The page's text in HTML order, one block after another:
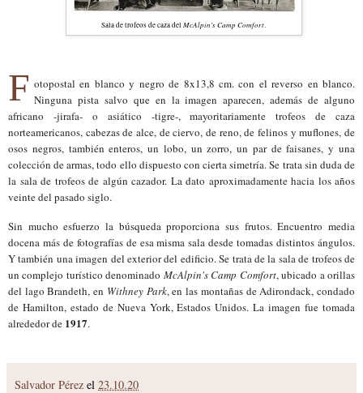
Sala de trofeos de caza del McAlpin's Camp Comfort.
F otopostal en blanco y negro de 8x13,8 cm. con el reverso en blanco.
Ninguna pista salvo que en la imagen aparecen, además de alguno
africano -jirafa- o asiático -tigre-, mayoritariamente trofeos de caza
norteamericanos, cabezas de alce, de ciervo, de reno, de felinos y muflones, de
osos negros, también enteros, un lobo, un zorro, un par de faisanes, y una
colección de armas, todo ello dispuesto con cierta simetría. Se trata sin duda de
la sala de trofeos de algún cazador. La dato aproximadamente hacia los años
veinte del pasado siglo.
Sin mucho esfuerzo la búsqueda proporciona sus frutos.Encuentro media
docena más de fotografías de esa misma sala desde tomadas distintos ángulos.
Y también una imagen del exterior del edificio. Se trata de la sala de trofeos de
un complejo turístico denominado McAlpin's Camp Comfort, ubicado a orillas
del lago Brandeth, en Withney Park, en las montañas de Adirondack, condado
de Hamilton, estado de Nueva York, Estados Unidos.La imagen fue tomada
alrededor de 1917.
Salvador Pérez el 23.10.20